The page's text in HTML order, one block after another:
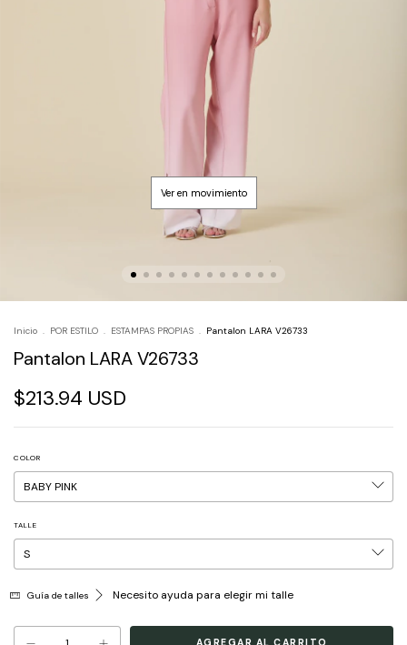
Inicio . POR ESTILO . ESTAMPAS PROPIAS . Pantalon LARA V26733
Pantalon LARA V26733
$213.94 USD
COLOR
TALLE
Guía de talles Necesito ayuda para elegir mi talle